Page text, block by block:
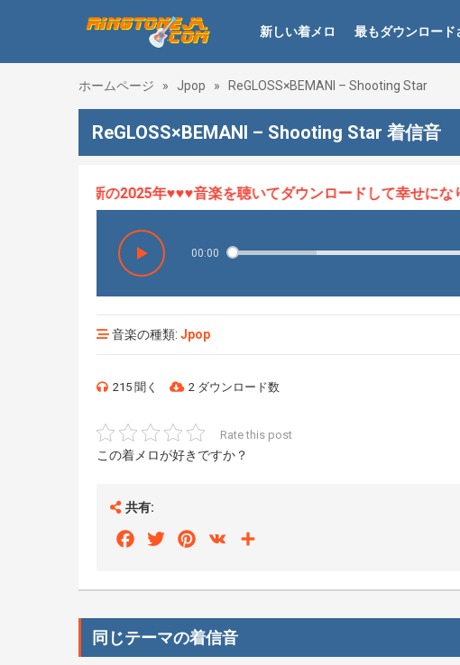
新しい着メロ 最もダウンロード
ホームページ » Jpop » ReGLOSS×BEMANI – Shooting Star
ReGLOSS×BEMANI – Shooting Star 着信音
、最新の2025年♥♥♥音楽を聴いてダウンロードして幸せになり
00:00
音楽の種類: Jpop
215 聞く 2 ダウンロード数
Rate this post
この着メロが好きですか？
共有:
FacebookTwitterPinterest
VK
同じテーマの着信音